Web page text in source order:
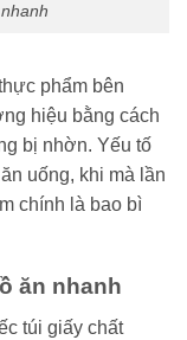
phẩm bên
hiệu bằng cách
bị nhờn. Yếu tố
uống, khi mà lần
chính là bao bì
ăn nhanh
túi giấy chất